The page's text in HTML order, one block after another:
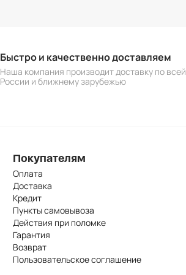
Быстро и качественно доставляем
Наша компания производит доставку по всей
России и ближнему зарубежью
Покупателям
Оплата
Доставка
Кредит
Пункты самовывоза
Действия при поломке
Гарантия
Возврат
Пользовательское соглашение